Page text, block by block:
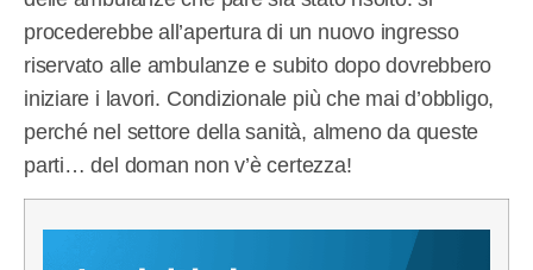
procederebbe all’apertura di un nuovo ingresso
riservato alle ambulanze e subito dopo dovrebbero
iniziare i lavori. Condizionale più che mai d’obbligo,
perché nel settore della sanità, almeno da queste
parti… del doman non v’è certezza!